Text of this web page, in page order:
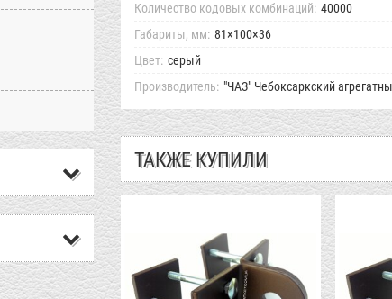
Количество кодовых комбинаций: 40000
Габариты, мм: 81×100×36
Цвет: серый
Производитель: "ЧАЗ" Чебоксаркский
ТАКЖЕ КУПИЛИ